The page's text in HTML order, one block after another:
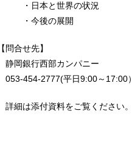
・日本と世界の状況
・今後の展開
【問合せ先】
静岡銀行西部カンパニー
053-454-2777(平日9:00～17:00）
詳細は添付資料をご覧ください。